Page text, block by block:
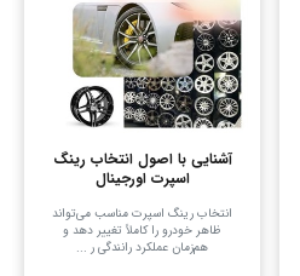
آشنایی با اصول انتخاب رینگ
اسپرت اورجینال
انتخاب رینگ اسپرت مناسب می‌تواند
ظاهر خودرو را کاملاً تغییر دهد و
هم‌زمان عملکرد رانندگی ر ...